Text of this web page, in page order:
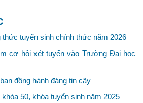
thức tuyển sinh chính thức năm 2026
cơ hội xét tuyển vào Trường Đại học
đồng hành đáng tin cậy
50, khóa tuyển sinh năm 2025